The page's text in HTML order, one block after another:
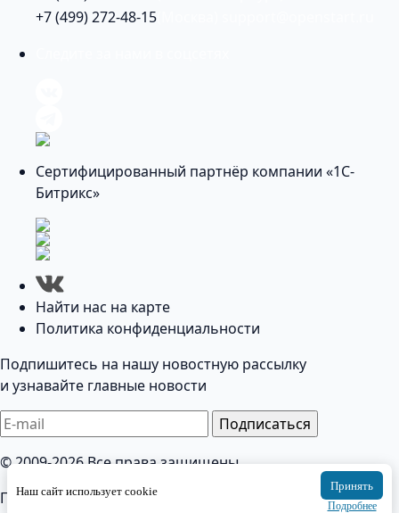
Наш сайт использует cookie Принять
Подробнее
+7 (499) 272-48-15
Сертифицированный партнёр компании «1С-
Битрикс»
Найти нас на карте
Политика конфиденциальности
Подпишитесь на нашу новостную рассылку
и узнавайте главные новости
Подписаться
© 2009-2026 Все права защищены
Политика конфиденциальности